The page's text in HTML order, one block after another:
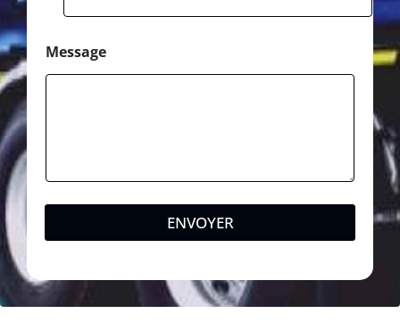
Message
ENVOYER